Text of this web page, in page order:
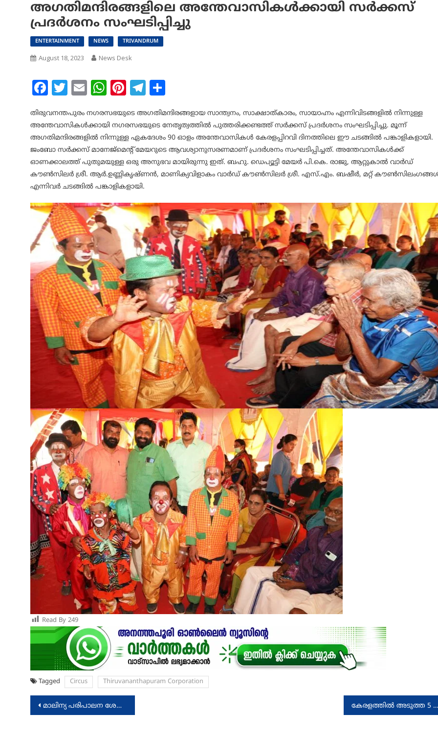
അഗതിമന്ദിരങ്ങളിലെ അന്തേവാസികള്‍ക്കായി സര്‍ക്കസ്
പ്രദര്‍ശനം സംഘടിപ്പിച്ചു
ENTERTAINMENT NEWS TRIVANDRUM
August 18, 2023 News Desk
Facebook
Twitter
EmailWhatsApp
Pinterest
Telegram
തിരുവനന്തപുരം നഗരസഭയുടെ അഗതിമന്ദിരങ്ങളായ സാന്ത്വനം, സാക്ഷാത്കാരം, സായാഹ്നം എന്നിവിടങ്ങളില്‍ നിന്നുള്ള
അന്തേവാസികള്‍ക്കായി നഗരസഭയുടെ നേതൃത്വത്തില്‍ പുത്തരിക്കണ്ടത്ത് സര്‍ക്കസ് പ്രദര്‍ശനം സംഘടിപ്പിച്ചു. മൂന്ന്
അഗതിമന്ദിരങ്ങളില്‍ നിന്നുള്ള ഏകദേശം 90 ഓളം അന്തേവാസികള്‍ കേരളപ്പിറവി ദിനത്തിലെ ഈ ചടങ്ങില്‍ പങ്കാളികളായി.
ജംബോ സര്‍ക്കസ് മാനേജ്‌മെന്റ് മേയറുടെ ആവശ്യാനുസരണമാണ് പ്രദര്‍ശനം സംഘടിപ്പിച്ചത്. അന്തേവാസികള്‍ക്ക്
ഓണക്കാലത്ത് പുതുമയുള്ള ഒരു അനുഭവ മായിരുന്നു ഇത്. ബഹു. ഡെപ്യൂട്ടി മേയര്‍ പി.കെ. രാജു, ആറ്റുകാല്‍ വാര്‍ഡ്
കൗണ്‍സിലര്‍ ശ്രീ. ആര്‍.ഉണ്ണികൃഷ്ണന്‍, മാണിക്യവിളാകം വാര്‍ഡ് കൗണ്‍സിലര്‍ ശ്രീ. എസ്.എം. ബഷീര്‍, മറ്റ്
എന്നിവര്‍ ചടങ്ങില്‍ പങ്കാളികളായി.
Read By 249
Tagged Circus Thiruvananthapuram Corporation
Post
മാലിന്യ പരിപാലന ശേഖരണ യൂണിറ്റുകളില്‍ പരിശോധന കേരളത്തിൽ അടുത്ത 5 ദിവസം മിതമായ തോതിലുള്ള ഒറ്റപ്പെട്ട മഴ സാധ്യത